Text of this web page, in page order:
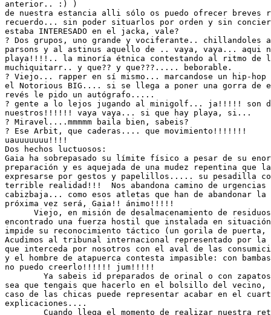
anterior.. :) )
de nuestra estancia alli sólo os puedo ofrecer breves
recuerdo... sin poder situarlos por orden y sin
estaba INTERESADO en el jacka, vale?
? Dos grupos, uno grande y vociferante.. chillandoles
parsons y al astinus aquello de .. vaya, vaya... aqui
playa!!!!.. la minoría étnica contestando al ritmo de
muchiquitarr.. y que?? y que???..... beborable.
? Viejo... rapper en sí mismo... marcandose un hip-
el Notorious BIG.... si se llega a poner una gorra de
revés le pido un autógrafo.....
? gente a lo lejos jugando al minigolf... ja!!!!! son
nuestros!!!!!! vaya vaya... si que hay playa, si...
? Miravel....mmmmm baila bien, sabeis?
? Ese Arbit, que caderas.... que movimiento!!!!!!!
uauuuuuuu!!!!
Dos hechos luctuosos:
Gaia ha sobrepasado su límite físico a pesar de su
preparación y es aquejada de una mudez repentina que
expresarse por gestos y papelillos..... su pesadilla
terrible realidad!!!  Nos abandona camino de
cabizbaja... como esos atletas que han de
próxima vez será, Gaia!! ánimo!!!!!
Viejo, en misión de desalmacenamiento de
encontrado una fuerza hostil que instalada en
impide su reconocimiento táctico (un gorila de puerta,
Acudimos al tribunal internacional representado por la
que interceda por nosotros con el aval de las
y el hombre de atapuerca contesta impasible: con
no puedo creerlo!!!!!! jum!!!!!
sea que tengais que hacerlo en el bolsillo del
caso de las chicas puede representar acabar en el
explicaciones....